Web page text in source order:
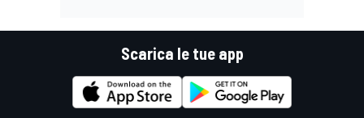
Scarica le tue app